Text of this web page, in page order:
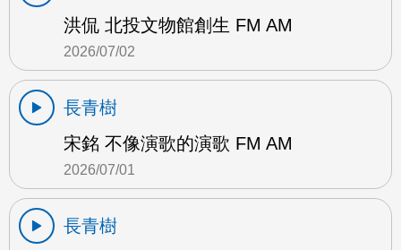
洪侃 北投文物館創生 FM AM
2026/07/02
長青樹
宋銘 不像演歌的演歌 FM AM
2026/07/01
長青樹